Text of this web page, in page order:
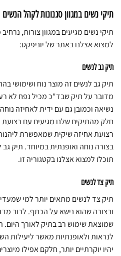
תיקי נשים במגוון סגנונות לקהל הנשים
תיקי נשים מגיעים במגוון צורות,
למצוא אצלנו באתר של יוניפקט:
תיק גב לנשים
תיק גב לנשים זה מוצר נוח ושימושי
נשיאה וכמובן גם עם ידית לאחיזה
חלק מהתיקים שלנו מגיעים עם
בצורה נוחה ואופנתית במיוחד. תיק גב
תוכלו למצוא אצלנו בקטגוריה זו.
תיק צד לנשים
תיק צד לנשים מתאים יותר למי
ובצורה שהוא נישא על הכתף. לרוב
שמוצאת שימוש רב בתיק לאורך היום.
לנראות ולאופנתיות מאשר ליעילות
יהיו יוקרתיים יותר, חלקם אפילו